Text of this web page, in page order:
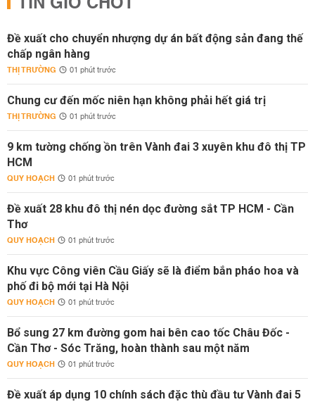
Đề xuất cho chuyển nhượng dự án bất động sản đang thế
chấp ngân hàng
THỊ TRƯỜNG 01 phút trước
Chung cư đến mốc niên hạn không phải hết giá trị
THỊ TRƯỜNG 01 phút trước
9 km tường chống ồn trên Vành đai 3 xuyên khu đô thị TP
HCM
QUY HOẠCH 01 phút trước
Đề xuất 28 khu đô thị nén dọc đường sắt TP HCM - Cần
Thơ
QUY HOẠCH 01 phút trước
Khu vực Công viên Cầu Giấy sẽ là điểm bắn pháo hoa và
phố đi bộ mới tại Hà Nội
QUY HOẠCH 01 phút trước
Bổ sung 27 km đường gom hai bên cao tốc Châu Đốc -
Cần Thơ - Sóc Trăng, hoàn thành sau một năm
QUY HOẠCH 01 phút trước
Đề xuất áp dụng 10 chính sách đặc thù đầu tư Vành đai 5